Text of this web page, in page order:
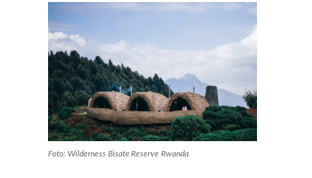
Foto: Wilderness Bisate Reserve Rwanda